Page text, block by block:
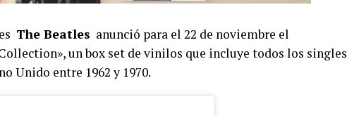
The Beatles anunció para el 22 de noviembre el
un box set de vinilos que incluye todos los singles
Unido entre 1962 y 1970.